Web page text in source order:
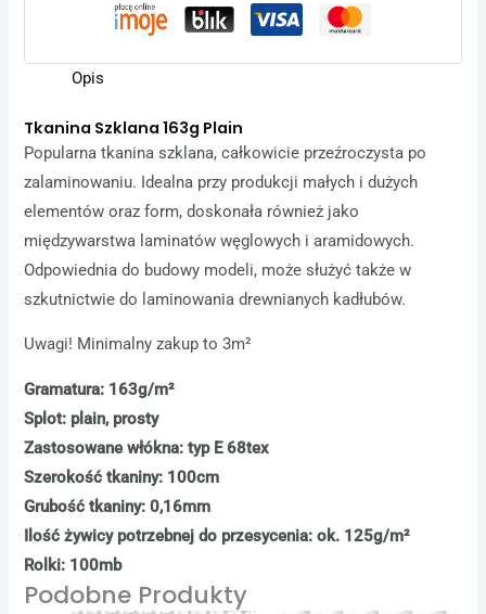
Opis
Tkanina Szklana 163g Plain
Popularna tkanina szklana, całkowicie przeźroczysta po
zalaminowaniu. Idealna przy produkcji małych i dużych
elementów oraz form, doskonała również jako
międzywarstwa laminatów węglowych i aramidowych.
Odpowiednia do budowy modeli, może służyć także w
szkutnictwie do laminowania drewnianych kadłubów.
Uwagi! Minimalny zakup to 3m²
Gramatura: 163g/m²
Splot: plain, prosty
Zastosowane włókna: typ E 68tex
Szerokość tkaniny: 100cm
Grubość tkaniny: 0,16mm
Ilość żywicy potrzebnej do przesycenia: ok. 125g/m²
Rolki: 100mb
Podobne Produkty